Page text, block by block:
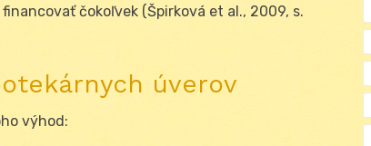
čokoľvek (Špirková et al., 2009, s.
úverov
výhod: